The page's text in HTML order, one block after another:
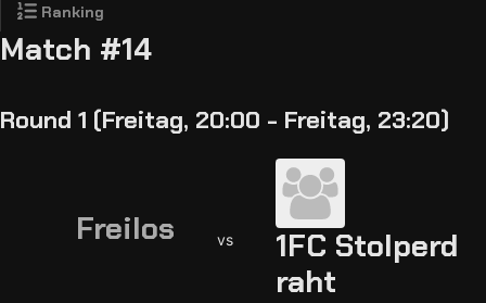
Ranking
Match #14
Round 1 (Freitag, 20:00 - Freitag, 23:20)
Freilos vs
1FC Stolperd
raht